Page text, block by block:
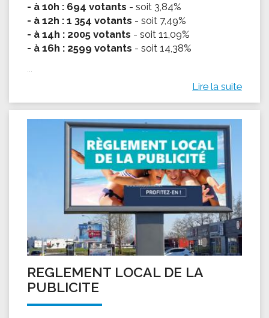
- à 10h : 694 votants - soit 3,84%
- à 12h : 1 354 votants - soit 7,49%
- à 14h : 2005 votants - soit 11,09%
- à 16h : 2599 votants - soit 14,38%
...
Lire la suite
REGLEMENT LOCAL DE LA
PUBLICITE